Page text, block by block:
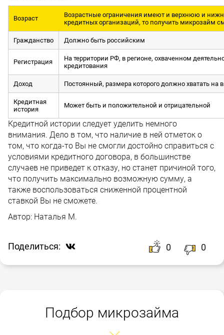
Возраст
Возрастные ограничения имеют и верхнюю и
кредитных организаций, то получить микрозайм
Гражданство Должно быть российским
Регистрация
На территории РФ, в регионе, охваченном
кредитования
Доход Постоянный, размера которого должно хватать на
Кредитная
история
Может быть и положительной и отрицательной
Кредитной истории следует уделить немного
внимания. Дело в том, что наличие в ней отметок о
том, что когда-то Вы не смогли достойно справиться с
условиями кредитного договора, в большинстве
случаев не приведет к отказу, но станет причиной того,
что получить максимально возможную сумму, а
также воспользоваться сниженной процентной
ставкой Вы не сможете.
Автор: Наталья М.
Поделиться: 0 0
Подбор микрозайма